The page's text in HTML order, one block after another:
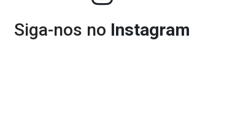
Siga-nos no Instagram